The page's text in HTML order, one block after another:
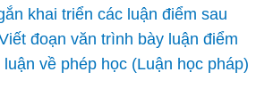
khai triển các luận điểm sau
đoạn văn trình bày luận điểm
về phép học (Luận học pháp)